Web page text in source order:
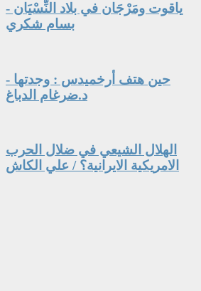
ياقوت ومَرْجَان في بلاد النِّسْيَان -
بسام شكري
حين هتف أرخميدس : وجدتها -
د.ضرغام الدباغ
الهلال الشيعي في ضلال الحرب
الامريكية الايرانية؟ / علي الكاش